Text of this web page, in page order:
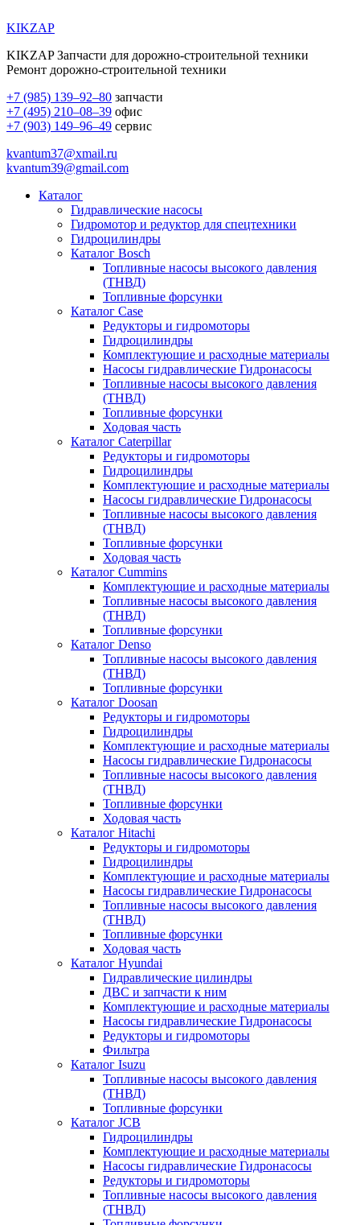
KIKZAP
KIKZAP Запчасти для дорожно-строительной техники
Ремонт дорожно-строительной техники
+7 (985) 139–92–80 запчасти
+7 (495) 210–08–39 офис
+7 (903) 149–96–49 сервис
kvantum37@xmail.ru
kvantum39@gmail.com
Каталог
Гидравлические насосы
Гидромотор и редуктор для спецтехники
Гидроцилиндры
Каталог Bosch
Топливные насосы высокого давления
(ТНВД)
Топливные форсунки
Каталог Case
Редукторы и гидромоторы
Гидроцилиндры
Комплектующие и расходные материалы
Насосы гидравлические Гидронасосы
Топливные насосы высокого давления
(ТНВД)
Топливные форсунки
Ходовая часть
Каталог Caterpillar
Редукторы и гидромоторы
Гидроцилиндры
Комплектующие и расходные материалы
Насосы гидравлические Гидронасосы
Топливные насосы высокого давления
(ТНВД)
Топливные форсунки
Ходовая часть
Каталог Cummins
Комплектующие и расходные материалы
Топливные насосы высокого давления
(ТНВД)
Топливные форсунки
Каталог Denso
Топливные насосы высокого давления
(ТНВД)
Топливные форсунки
Каталог Doosan
Редукторы и гидромоторы
Гидроцилиндры
Комплектующие и расходные материалы
Насосы гидравлические Гидронасосы
Топливные насосы высокого давления
(ТНВД)
Топливные форсунки
Ходовая часть
Каталог Hitachi
Редукторы и гидромоторы
Гидроцилиндры
Комплектующие и расходные материалы
Насосы гидравлические Гидронасосы
Топливные насосы высокого давления
(ТНВД)
Топливные форсунки
Ходовая часть
Каталог Hyundai
Гидравлические цилиндры
ДВС и запчасти к ним
Комплектующие и расходные материалы
Насосы гидравлические Гидронасосы
Редукторы и гидромоторы
Фильтра
Каталог Isuzu
Топливные насосы высокого давления
(ТНВД)
Топливные форсунки
Каталог JCB
Гидроцилиндры
Комплектующие и расходные материалы
Насосы гидравлические Гидронасосы
Редукторы и гидромоторы
Топливные насосы высокого давления
(ТНВД)